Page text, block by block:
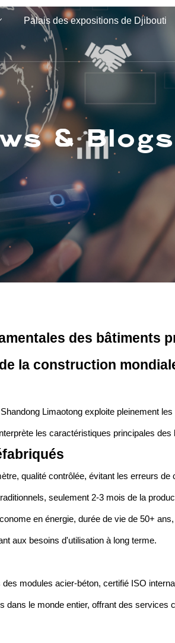
Palais des expositions de Djibouti
& Blogs
des bâtiments
la construction
Limaotong exploite pleinement
les caractéristiques principales
qualité contrôlée, évitant les erreurs de
seulement 2-3 mois de la
en énergie, durée de vie de 50+
aux besoins d'utilisation à long terme.
modules acier-béton, certifié ISO
le monde entier, offrant des